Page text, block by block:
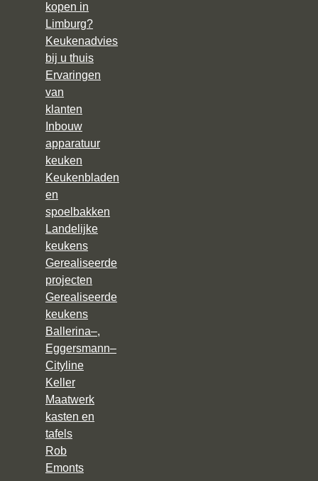
kopen in
Limburg?
Keukenadvies
bij u thuis
Ervaringen
van
klanten
Inbouw
apparatuur
keuken
Keukenbladen
en
spoelbakken
Landelijke
keukens
Gerealiseerde
projecten
Gerealiseerde
keukens
Ballerina–,
Eggersmann–
Cityline
Keller
Maatwerk
kasten en
tafels
Rob
Emonts